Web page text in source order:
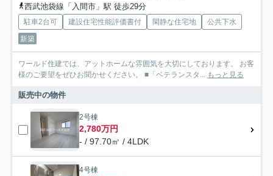
西武池袋線「入間市」駅 徒歩29分
駐車2台可 建設住宅性能評価書付 閑静な住宅地
公共下水
新築
ワールド住建では、アットホームな雰囲気を大切にしております。 お客
様のご要望をぜひお聞かせください。 ■「ベテランスタ... もっと見る
販売中の物件
2号棟
2,780万円
- / 97.70㎡ / 4LDK
4号棟